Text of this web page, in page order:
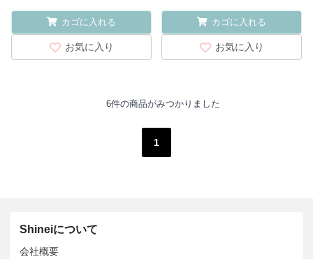
カゴに入れる
お気に入り
カゴに入れる
お気に入り
6件の商品がみつかりました
1
Shineiについて
会社概要